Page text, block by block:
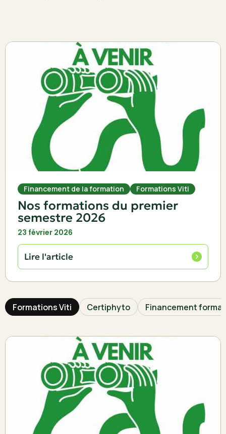
Financement de la formation Formations Viti
Nos formations du premier
semestre 2026
23 février 2026
Lire l'article
Formations Viti Certiphyto Financement